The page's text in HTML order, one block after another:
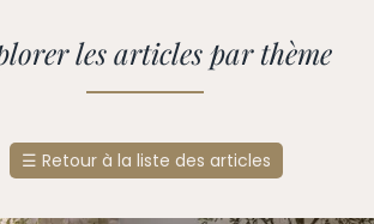
les articles par thème
☰ Retour à la liste des articles